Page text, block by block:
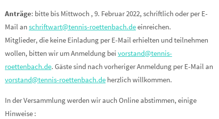
Anträge: bitte bis Mittwoch , 9. Februar 2022, schriftlich oder per E-
Mail an schriftwart@tennis-roettenbach.deeinreichen.
Mitglieder, die keine Einladung per E-Mail erhielten und teilnehmen
wollen, bitten wir um Anmeldung bei vorstand@tennis-
roettenbach.de. Gäste sind nach vorheriger Anmeldung per E-Mail an
vorstand@tennis-roettenbach.de herzlich willkommen.
In der Versammlung werden wir auch Online abstimmen, einige
Hinweise :